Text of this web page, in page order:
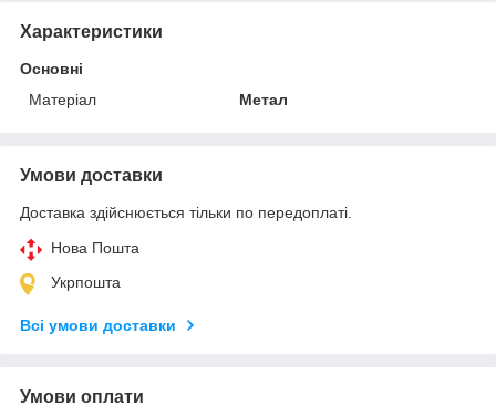
Характеристики
Основні
Матеріал
Метал
Умови доставки
Доставка здійснюється тільки по передоплаті.
Нова Пошта
Укрпошта
Всі умови доставки
Умови оплати